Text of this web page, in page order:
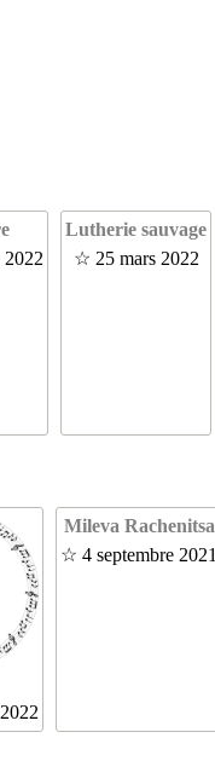
Lutherie sauvage
☆ 25 mars 2022
Mileva Rachenitsa
☆ 4 septembre 2021